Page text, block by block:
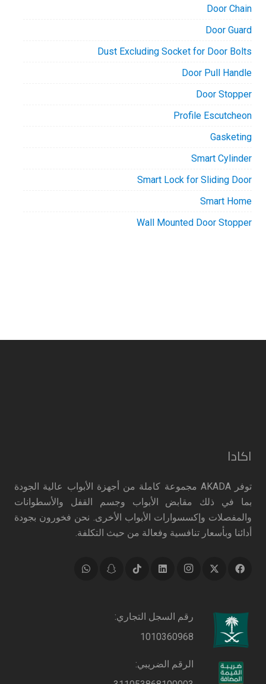
Door Chain
Door Guard
Dust Excluding Socket for Door Bolts
Door Pull Handle
Door Stopper
Profile Escutcheon
Gasketing
Smart Cylinder
Smart Lock for Sliding Door
Smart Home
Wall Mounted Door Stopper
اكادا
توفر AKADA مجموعة كاملة من أجهزة الأبواب عالية الجودة
بما في ذلك مقابض الأبواب وجسم القفل والأسطوانات
والمفصلات وإكسسوارات الأبواب الأخرى. نحن فخورون بجودة
أدائنا وبأسعار تنافسية وفعالة من حيث التكلفة.
رقم السجل التجاري:
1010360968
الرقم الضريبي: